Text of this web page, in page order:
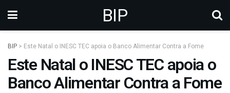
BIP
BIP > Este Natal o INESC TEC apoia o Banco Alimentar Contra a Fome
Este Natal o INESC TEC apoia o
Banco Alimentar Contra a Fome